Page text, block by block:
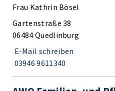
Frau Kathrin Bösel
Gartenstraße 38
06484 Quedlinburg
E-Mail schreiben
03946 9611340